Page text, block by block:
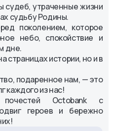
судеб, утраченные жизни
судьбу Родины.
поколением, которое
небо, спокойствие и
дне.
страницах истории, но и в
подаренное нам, — это
каждого из нас!
Octobank с
героев и бережно